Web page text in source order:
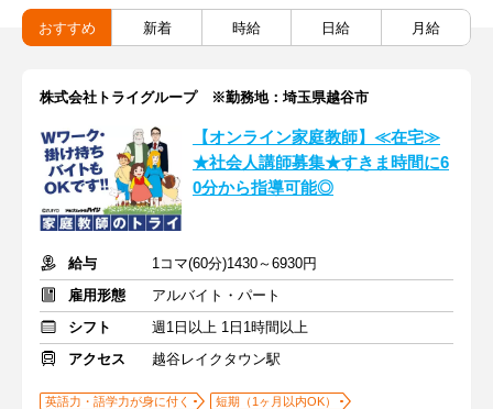
おすすめ 新着 時給 日給 月給
株式会社トライグループ ※勤務地：埼玉県越谷市
【オンライン家庭教師】≪在宅≫
★社会人講師募集★すきま時間に6
0分から指導可能◎
給与
1コマ(60分)1430～6930円
雇用形態
アルバイト・パート
シフト
週1日以上 1日1時間以上
アクセス
越谷レイクタウン駅
英語力・語学力が身に付く
短期（1ヶ月以内OK）